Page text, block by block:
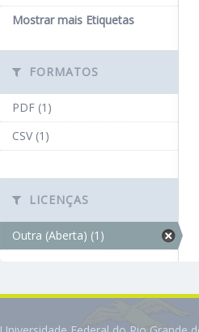
Mostrar mais Etiquetas
FORMATOS
PDF (1)
CSV (1)
LICENÇAS
Outra (Aberta) (1)